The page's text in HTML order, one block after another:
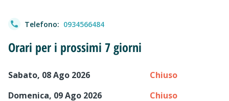
Telefono: 0934566484
Orari per i prossimi 7 giorni
Sabato, 08 Ago 2026
Chiuso
Domenica, 09 Ago 2026
Chiuso